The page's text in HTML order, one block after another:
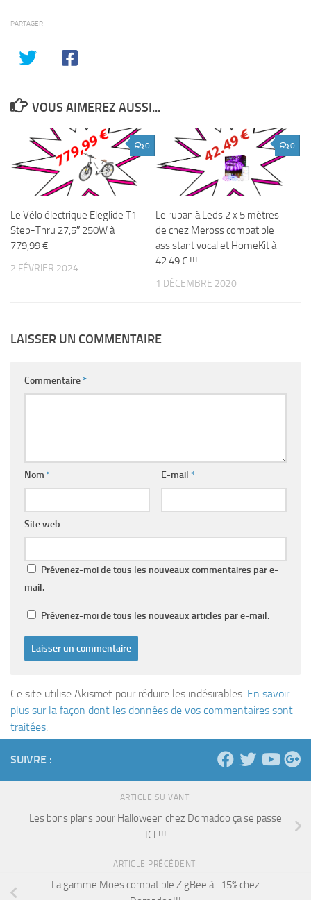
PARTAGER
VOUS AIMEREZ AUSSI...
0
Le Vélo électrique Eleglide T1
Step-Thru 27,5″ 250W à
779,99 €
2 FÉVRIER 2024
0
Le ruban à Leds 2 x 5 mètres
de chez Meross compatible
assistant vocal et HomeKit à
42.49 € !!!
1 DÉCEMBRE 2020
LAISSER UN COMMENTAIRE
Commentaire*
Nom * E-mail *
Site web
Prévenez-moi de tous les nouveaux commentaires par e-
mail.
Prévenez-moi de tous les nouveaux articles par e-mail.
Ce site utilise Akismet pour réduire les indésirables. En savoir
plus sur la façon dont les données de vos commentaires sont
traitées.
SUIVRE :
ARTICLE SUIVANT
Les bons plans pour Halloween chez Domadoo ça se passe
ICI !!!
ARTICLE PRÉCÉDENT
La gamme Moes compatible ZigBee à -15% chez